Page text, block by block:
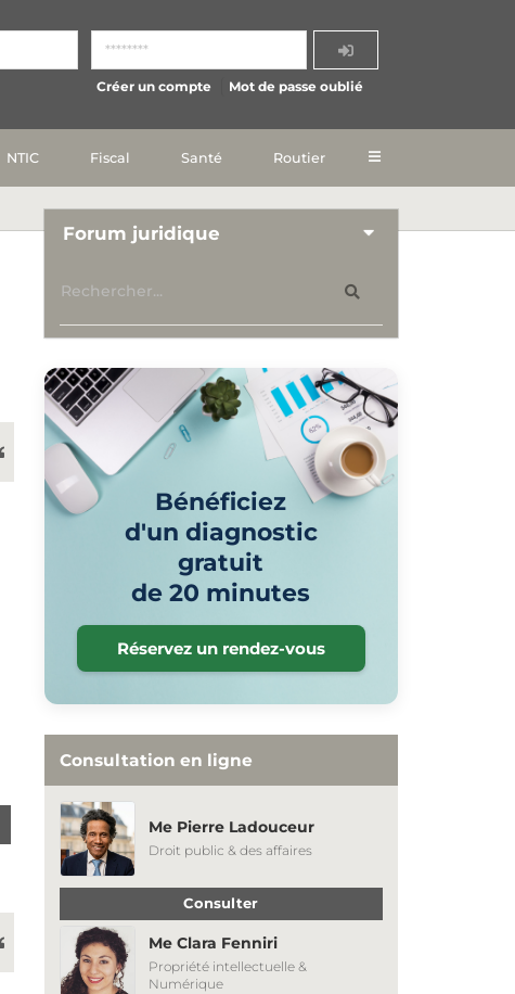
Créer un compte Mot de passe oublié
NTIC Fiscal Santé Routier
Forum juridique
Bénéficiez
d'un diagnostic
gratuit
de 20 minutes
Réservez un rendez-vous
Consultation en ligne
Me Pierre Ladouceur
Droit public & des affaires
Consulter
Me Clara Fenniri
Propriété intellectuelle &
Numérique